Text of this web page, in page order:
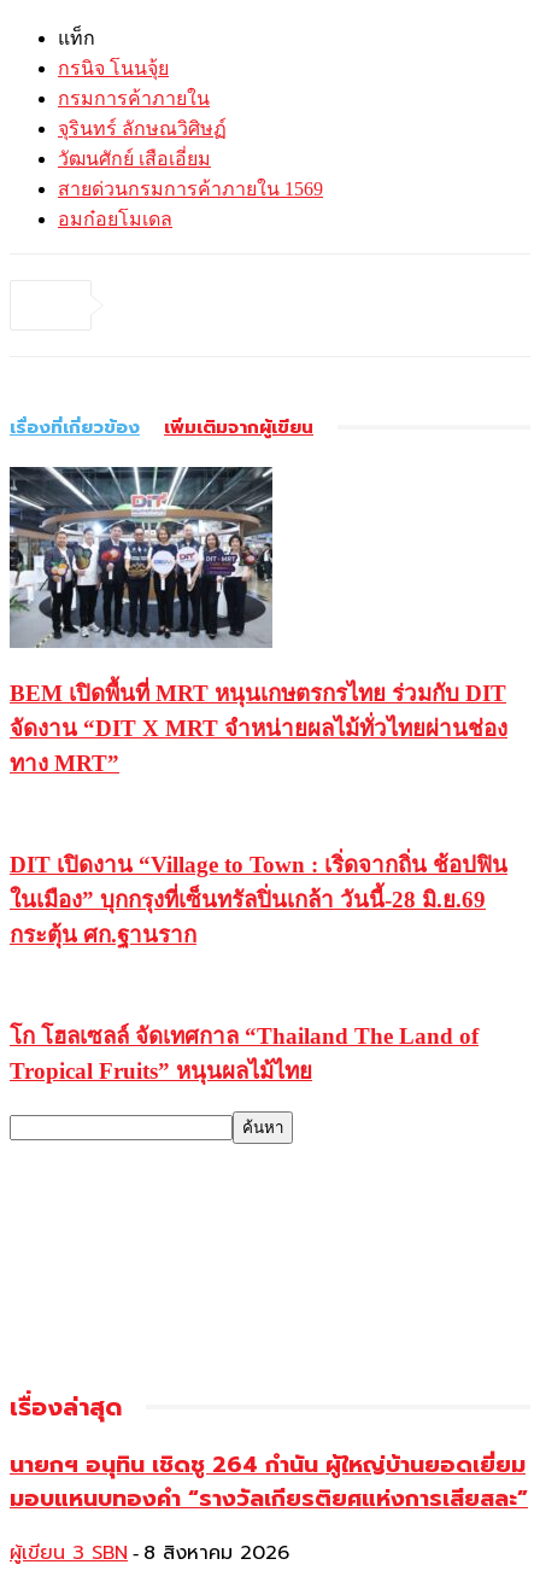
แท็ก
กรนิจ โนนจุ้ย
กรมการค้าภายใน
จุรินทร์ ลักษณวิศิษฏ์
วัฒนศักย์ เสือเอี่ยม
สายด่วนกรมการค้าภายใน 1569
อมก๋อยโมเดล
เรื่องที่เกี่ยวข้อง เพิ่มเติมจากผู้เขียน
BEM เปิดพื้นที่ MRT หนุนเกษตรกรไทย ร่วมกับ DIT
จัดงาน “DIT X MRT จำหน่ายผลไม้ทั่วไทยผ่านช่อง
ทาง MRT”
DIT เปิดงาน “Village to Town : เริ่ดจากถิ่น ช้อปฟิน
ในเมือง” บุกกรุงที่เซ็นทรัลปิ่นเกล้า วันนี้-28 มิ.ย.69
กระตุ้น ศก.ฐานราก
โก โฮลเซลล์ จัดเทศกาล “Thailand The Land of
Tropical Fruits” หนุนผลไม้ไทย
เรื่องล่าสุด
นายกฯ อนุทิน เชิดชู 264 กำนัน ผู้ใหญ่บ้านยอดเยี่ยม
มอบแหนบทองคำ “รางวัลเกียรติยศแห่งการเสียสละ”
ผู้เขียน 3 SBN - 8 สิงหาคม 2026